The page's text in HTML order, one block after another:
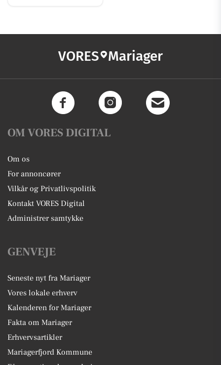
VORES Mariager
OM VORES DIGITAL
Om os
For annoncører
Vilkår og Privatlivspolitik
Kontakt VORES Digital
Administrer samtykke
GENVEJE
Seneste nyt fra Mariager
Vores lokale erhverv
Kalenderen for Mariager
Fakta om Mariager
Erhvervsartikler
Mariagerfjord Kommune